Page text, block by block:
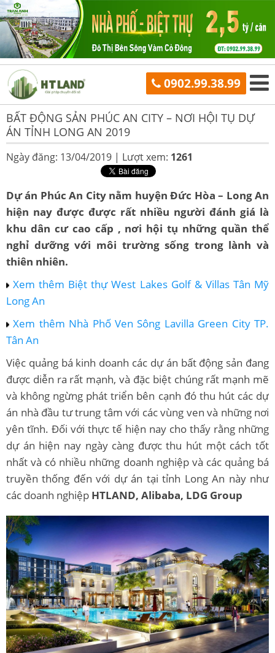
0902.99.38.99
BẤT ĐỘNG SẢN PHÚC AN CITY – NƠI HỘI TỤ DỰ
ÁN TỈNH LONG AN 2019
Ngày đăng: 13/04/2019 | Lượt xem: 1261
Dự án Phúc An City nằm huyện Đức Hòa – Long An
hiện nay được được rất nhiều người đánh giá là
khu dân cư cao cấp , nơi hội tụ những quần thể
nghỉ dưỡng với môi trường sống trong lành và
thiên nhiên.
Xem thêm Biệt thự West Lakes Golf & Villas Tân Mỹ
Long An
Xem thêm Nhà Phố Ven Sông Lavilla Green City TP.
Tân An
Việc quảng bá kinh doanh các dự án bất động sản đang
được diễn ra rất mạnh, và đặc biệt chúng rất mạnh mẽ
và không ngừng phát triển bên cạnh đó thu hút các dự
án nhà đầu tư trung tâm với các vùng ven và những nơi
yên tĩnh. Đối với thực tế hiện nay cho thấy rằng những
dự án hiện nay ngày càng được thu hút một cách tốt
nhất và có nhiều những doanh nghiệp và các quảng bá
truyền thống đến với dự án tại tỉnh Long An này như
các doanh nghiệp HTLAND, Alibaba, LDG Group